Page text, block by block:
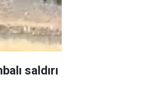
saldırı